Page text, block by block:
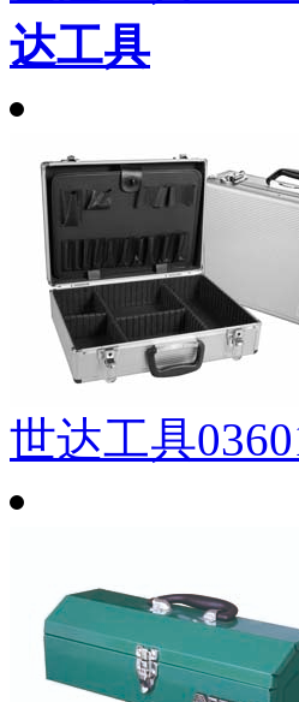
达工具
世达工具